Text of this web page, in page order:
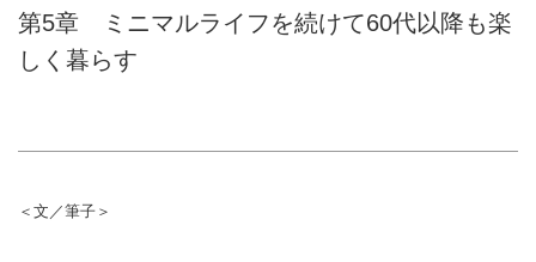
第5章 ミニマルライフを続けて60代以降も楽
しく暮らす
＜文／筆子＞